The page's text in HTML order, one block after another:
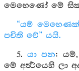
මෙහෙණෝ මේ
“යම්
පචිති වේ” යයි.
5. යා පන:
මේ අර්‍ත්‍ථයෙහි ලා